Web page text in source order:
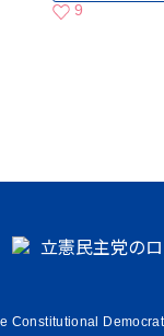
9
Constitutional